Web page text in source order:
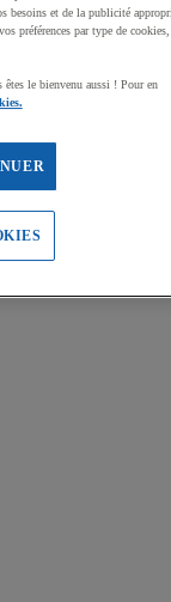
besoins et de la publicité
préférences par type de cookies,
le bienvenu aussi ! Pour en